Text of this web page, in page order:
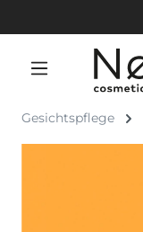
Gesichtspflege